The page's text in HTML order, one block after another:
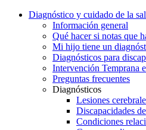
Diagnóstico y cuidado de la
Información general
Qué hacer si notas que
Mi hijo tiene un
Diagnósticos para
Intervención Temprana
Preguntas frecuentes
Diagnósticos
Lesiones
Discapacidades
Condiciones